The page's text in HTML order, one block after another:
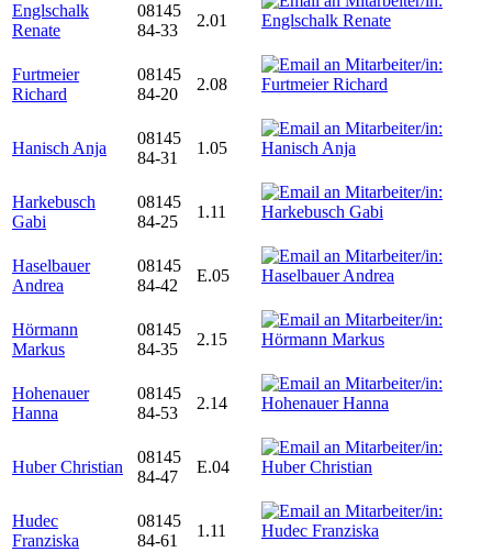
Englschalk
Renate
08145
84-33
2.01
Furtmeier
Richard
08145
84-20
2.08
Hanisch Anja
08145
84-31
1.05
Harkebusch
Gabi
08145
84-25
1.11
Haselbauer
Andrea
08145
84-42
E.05
Hörmann
Markus
08145
84-35
2.15
Hohenauer
Hanna
08145
84-53
2.14
Huber Christian
08145
84-47
E.04
Hudec
Franziska
08145
84-61
1.11